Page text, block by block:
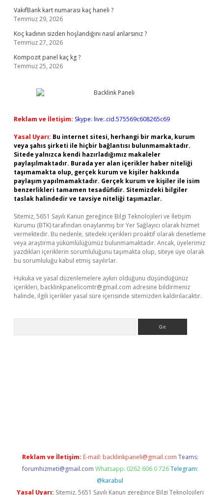
VakıfBank kart numarası kaç haneli ?
Temmuz 29, 2026
Koç kadının sizden hoşlandığını nasıl anlarsınız ?
Temmuz 27, 2026
Kompozit panel kaç kg ?
Temmuz 25, 2026
Reklam ve İletişim: Skype: live:.cid.575569c608265c69
Yasal Uyarı: Bu internet sitesi, herhangi bir marka, kurum
veya şahıs şirketi ile hiçbir bağlantısı bulunmamaktadır.
Sitede yalnızca kendi hazırladığımız makaleler
paylaşılmaktadır. Burada yer alan içerikler haber niteliği
taşımamakta olup, gerçek kurum ve kişiler hakkında
paylaşım yapılmamaktadır. Gerçek kurum ve kişiler ile isim
benzerlikleri tamamen tesadüfidir. Sitemizdeki bilgiler
taslak halindedir ve tavsiye niteliği taşımazlar.
Sitemiz, 5651 Sayılı Kanun gereğince Bilgi Teknolojileri ve İletişim
Kurumu (BTK) tarafından onaylanmış bir Yer Sağlayıcı olarak hizmet
vermektedir. Bu nedenle, sitedeki içerikleri proaktif olarak denetleme
veya araştırma yükümlülüğümüz bulunmamaktadır. Ancak, üyelerimiz
yazdıkları içeriklerin sorumluluğunu taşımakta olup, siteye üye olarak
bu sorumluluğu kabul etmiş sayılırlar.
Hukuka ve yasal düzenlemelere aykırı olduğunu düşündüğünüz
içerikleri, backlinkpanelicomtr@gmail.com adresine bildirmeniz
halinde, ilgili içerikler yasal süre içerisinde sitemizden kaldırılacaktır.
Reklam ve İletişim: E-mail: backlinkpaneli@gmail.com Teams:
forumhizmeti@gmail.com Whatsapp: 0262 606 0 726 Telegram:
@karabul
Yasal Uyarı: Sitemiz, 5651 Sayılı Kanun gereğince Bilgi Teknolojileri